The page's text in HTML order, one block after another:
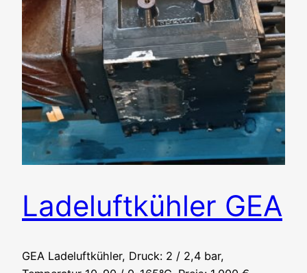
Ladeluftkühler GEA
GEA Ladeluftkühler, Druck: 2 / 2,4 bar,